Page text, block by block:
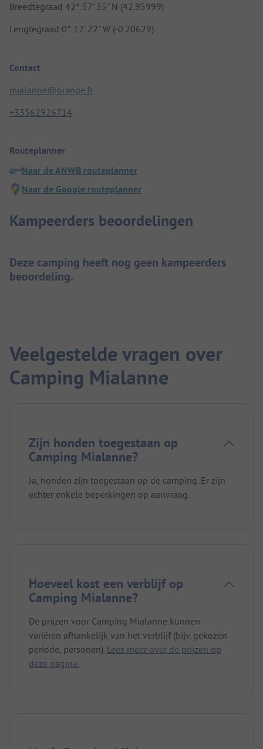
Breedtegraad 42° 57' 35" N (42.95999)
Lengtegraad 0° 12' 22" W (-0.20629)
Contact
mialanne@orange.fr
+33562926714
Routeplanner
Naar de ANWB routeplanner
Naar de Google routeplanner
Kampeerders beoordelingen
Deze camping heeft nog geen kampeerders
beoordeling.
Veelgestelde vragen over
Camping Mialanne
Zijn honden toegestaan op
Camping Mialanne?
Ja, honden zijn toegestaan op de camping. Er zijn
echter enkele beperkingen op aanvraag.
Hoeveel kost een verblijf op
Camping Mialanne?
De prijzen voor Camping Mialanne kunnen
variëren afhankelijk van het verblijf (bijv. gekozen
periode, personen). Lees meer over de prijzen op
deze pagina.